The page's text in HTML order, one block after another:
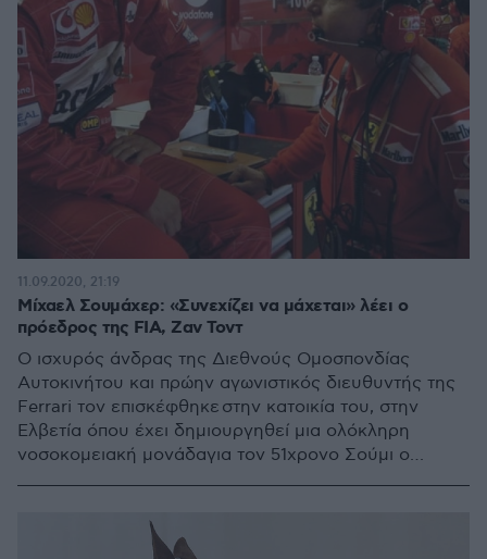
Μίχαελ Σουμάχερ: «Συνεχίζει να μάχεται» λέει ο
πρόεδρος της FIA, Ζαν Τοντ
Ο ισχυρός άνδρας της Διεθνούς Ομοσπονδίας
Αυτοκινήτου και πρώην αγωνιστικός διευθυντής της
Ferrari τον επισκέφθηκε στην κατοικία του, στην
Ελβετία όπου έχει δημιουργηθεί μια ολόκληρη
νοσοκομειακή μονάδαγια τον 51χρονο Σούμι ο
11.09.2020, 21:19